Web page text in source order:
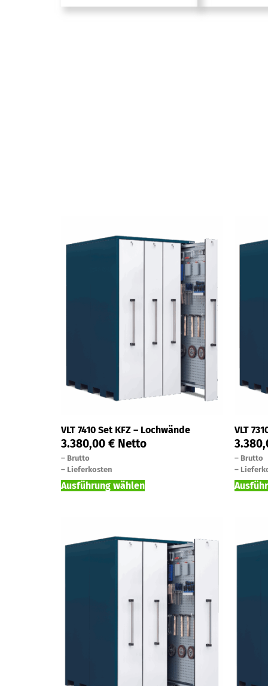
VLT 7410 Set KFZ – Lochwände
3.380,00 € Netto
– Brutto
– Lieferkosten
Ausführung wählen
VLT
– Brutto
–